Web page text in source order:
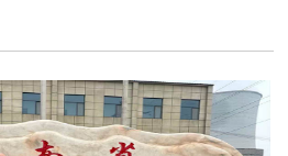
Co., Ltd. во Хенан, Кина. Нека овој